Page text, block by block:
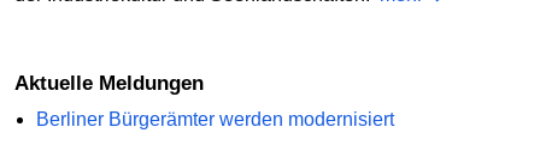
Aktuelle Meldungen
Berliner Bürgerämter werden modernisiert